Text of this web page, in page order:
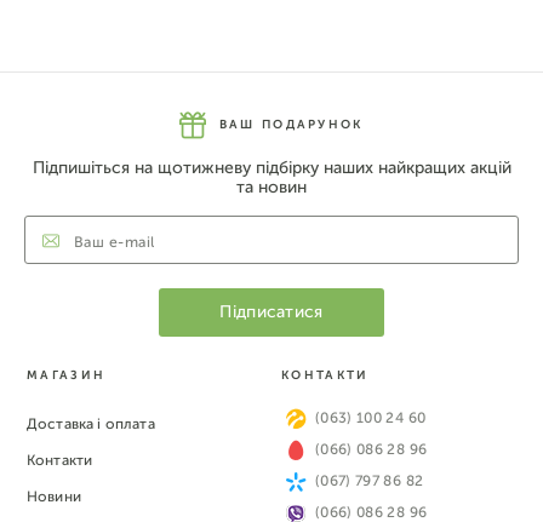
ВАШ ПОДАРУНОК
Підпишіться на щотижневу підбірку наших найкращих акцій
та новин
МАГАЗИН
Доставка і оплата
Контакти
Новини
КОНТАКТИ
(063) 100 24 60
(066) 086 28 96
(067) 797 86 82
(066) 086 28 96